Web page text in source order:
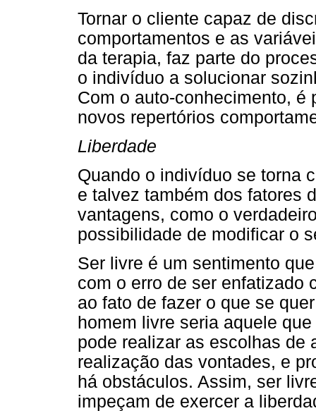
Tornar o cliente capaz de
comportamentos e as
da terapia, faz parte do
o indivíduo a solucionar
Com o auto-conhecimento,
novos repertórios
Liberdade
Quando o indivíduo se torna
e talvez também dos fatores
vantagens, como o
possibilidade de modificar o
Ser livre é um sentimento
com o erro de ser enfatizado
ao fato de fazer o que se
homem livre seria aquele
pode realizar as escolhas de
realização das vontades, e
há obstáculos. Assim, ser
impeçam de exercer a